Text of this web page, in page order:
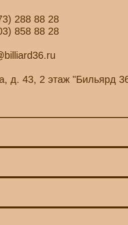
288 88 28
858 88 28
д. 43, 2 этаж "Бильярд